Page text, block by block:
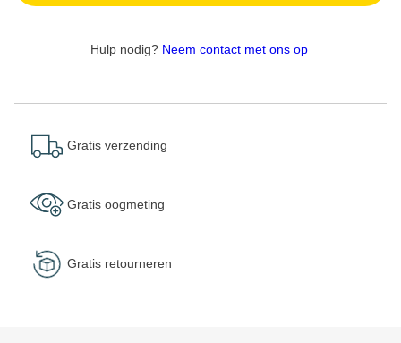
Hulp nodig? Neem contact met ons op
Gratis verzending
Gratis oogmeting
Gratis retourneren